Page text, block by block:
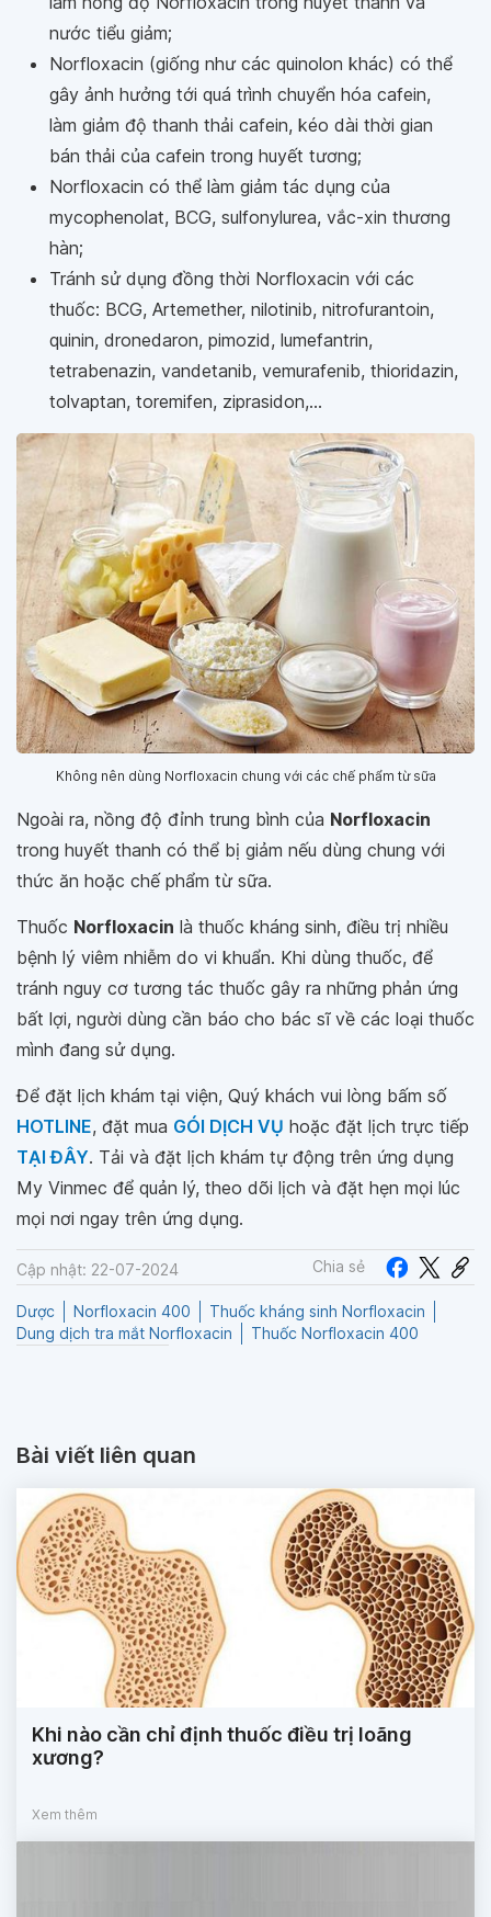
nước tiểu giảm;
Norfloxacin (giống như các quinolon khác) có thể
gây ảnh hưởng tới quá trình chuyển hóa cafein,
làm giảm độ thanh thải cafein, kéo dài thời gian
bán thải của cafein trong huyết tương;
Norfloxacin có thể làm giảm tác dụng của
mycophenolat, BCG, sulfonylurea, vắc-xin thương
hàn;
Tránh sử dụng đồng thời Norfloxacin với các
thuốc: BCG, Artemether, nilotinib, nitrofurantoin,
quinin, dronedaron, pimozid, lumefantrin,
tetrabenazin, vandetanib, vemurafenib, thioridazin,
tolvaptan, toremifen, ziprasidon,...
Không nên dùng Norfloxacin chung với các chế phẩm từ sữa
Ngoài ra, nồng độ đỉnh trung bình của Norfloxacin
trong huyết thanh có thể bị giảm nếu dùng chung với
thức ăn hoặc chế phẩm từ sữa.
Thuốc Norfloxacin là thuốc kháng sinh, điều trị nhiều
bệnh lý viêm nhiễm do vi khuẩn. Khi dùng thuốc, để
tránh nguy cơ tương tác thuốc gây ra những phản ứng
bất lợi, người dùng cần báo cho bác sĩ về các loại thuốc
mình đang sử dụng.
Để đặt lịch khám tại viện, Quý khách vui lòng bấm số
HOTLINE, đặt mua GÓI DỊCH VỤ hoặc đặt lịch trực tiếp
TẠI ĐÂY. Tải và đặt lịch khám tự động trên ứng dụng
My Vinmec để quản lý, theo dõi lịch và đặt hẹn mọi lúc
mọi nơi ngay trên ứng dụng.
Cập nhật: 22-07-2024 Chia sẻ
Dược Norfloxacin 400
Thuốc kháng sinh Norfloxacin
Dung dịch tra mắt Norfloxacin
Thuốc Norfloxacin 400
Bài viết liên quan
Khi nào cần chỉ định thuốc điều trị loãng
xương?
Xem thêm